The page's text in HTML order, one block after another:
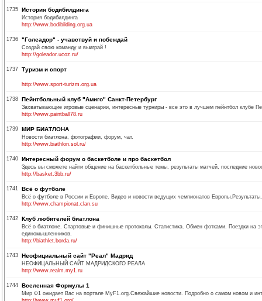
1735 История бодибилдинга
История бодибилдинга
http://www.bodibilding.org.ua
1736 "Голеадор" - учавствуй и побеждай
Создай свою команду и выиграй !
http://goleador.ucoz.ru/
1737 Туризм и спорт
http://www.sport-turizm.org.ua
1738 Пейнтбольный клуб "Амиго" Санкт-Петербург
Захватывающие игровые сценарии, интересные турниры - все это в лучшем пейнтбол клубе
http://www.paintball78.ru
1739 МИР БИАТЛОНА
Новости биатлона, фотографии, форум, чат.
http://www.biathlon.sol.ru/
1740 Интересный форум о баскетболе и про баскетбол
Здесь вы сможете найти общение на баскетбольные темы, результаты матчей, последние
http://basket.3bb.ru/
1741 Всё о футболе
Всё о футболе в России и Европе. Видео и новости ведущих чемпионатов
http://www.championat.clan.su
1742 Клуб любителей биатлона
Всё о биатлоне. Стартовые и финишные протоколы. Статистика. Обмен фотками. Поездки
единомышленников.
http://biathlet.borda.ru/
1743 Неофициальный сайт "Реал" Мадрид
НЕОФИЦАЛЬНЫЙ САЙТ МАДРИДСКОГО РЕАЛА
http://www.realm.my1.ru
1744 Вселенная Формулы 1
Мир Ф1 ожидает Вас на портале MyF1.org.Свежайшие новости. Подробно о самом новом и